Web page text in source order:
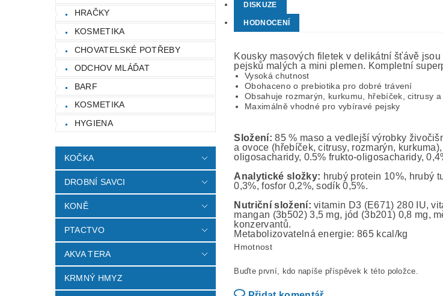
HRAČKY
KOSMETIKA
CHOVATELSKÉ POTŘEBY
ODCHOV MLÁĎAT
BARF
KOSMETIKA
HYGIENA
KOČKA
DROBNÍ SAVCI
KONĚ
PTACTVO
AKVA TERA
KRMNÝ HMYZ
DISKUZE
HODNOCENÍ
Kousky masových filetek v delikátní šťávě
pejsků malých a mini plemen. Kompletní
Vysoká chutnost
Obohaceno o prebiotika pro dobré trávení
Obsahuje rozmarýn, kurkumu, hřebíček, citrusy a
Maximálně vhodné pro vybíravé pejsky
Složení: 85 % maso a vedlejší výrobky
a ovoce (hřebíček, citrusy, rozmarýn,
oligosacharidy, 0.5% frukto-oligosacharidy,
Analytické složky: hrubý protein 10%, hrubý
0,3%, fosfor 0,2%, sodík 0,5%.
Nutriční složení: vitamin D3 (E671) 280 IU,
mangan (3b502) 3,5 mg, jód (3b201) 0,8 mg,
konzervantů.
Metabolizovatelná energie: 865 kcal/kg
Hmotnost
Buďte první, kdo napíše příspěvek k této položce.